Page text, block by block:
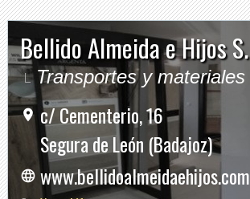
Bellido Almeida e Hijos
Transportes y
c/ Cementerio, 16
Segura de León (Badajoz)
www.bellidoalmeidaehijos.com